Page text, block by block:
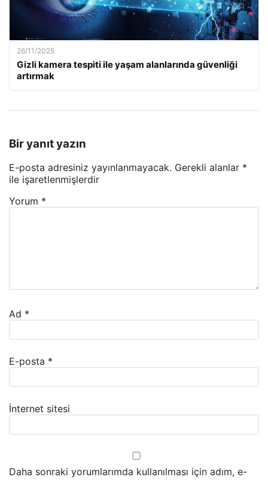
26/11/2025
Gizli kamera tespiti ile yaşam alanlarında güvenliği
artırmak
Bir yanıt yazın
E-posta adresiniz yayınlanmayacak. Gerekli alanlar *
ile işaretlenmişlerdir
Yorum *
Ad *
E-posta *
İnternet sitesi
Daha sonraki yorumlarımda kullanılması için adım, e-